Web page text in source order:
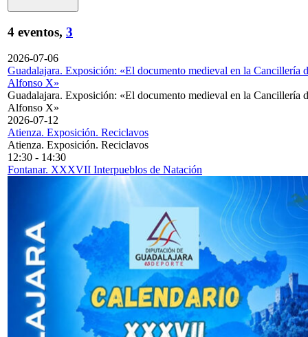
4 eventos, 3
2026-07-06
Guadalajara. Exposición: «El documento medieval en la Cancillería
Alfonso X»
Guadalajara. Exposición: «El documento medieval en la Cancillería
Alfonso X»
2026-07-12
Atienza. Exposición. Reciclavos
Atienza. Exposición. Reciclavos
12:30 - 14:30
Fontanar. XXXVII Interpueblos de Natación